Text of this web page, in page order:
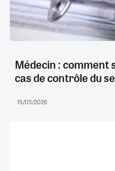
Médecin : comment
cas de contrôle du
15/03/2026